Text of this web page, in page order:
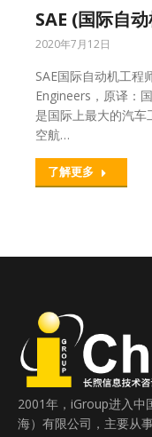
SAE (国际自
2020年7月12日
SAE国际自动机工
Engineers，原译：
是国际上最大的汽
空航…
了解更多
2001年，iGroup进入中
海）有限公司，主要从